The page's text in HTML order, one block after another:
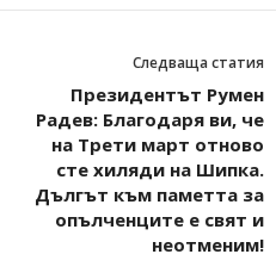
Следваща статия
Президентът Румен
Радев: Благодаря ви, че
на Трети март отново
сте хиляди на Шипка.
Дългът към паметта за
опълченците е свят и
неотменим!